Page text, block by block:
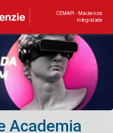
CEMAPI - Mackenzie
Integridade
Academia